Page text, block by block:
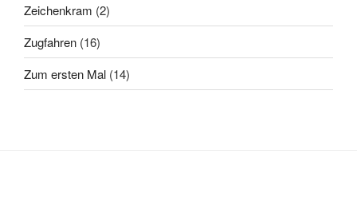
Zeichenkram (2)
Zugfahren (16)
Zum ersten Mal (14)